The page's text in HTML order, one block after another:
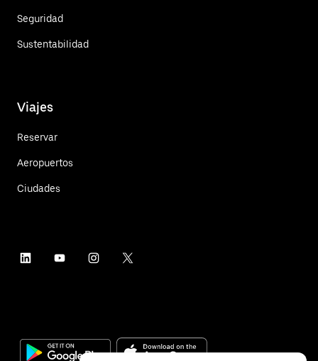
Seguridad
Sustentabilidad
Viajes
Reservar
Aeropuertos
Ciudades